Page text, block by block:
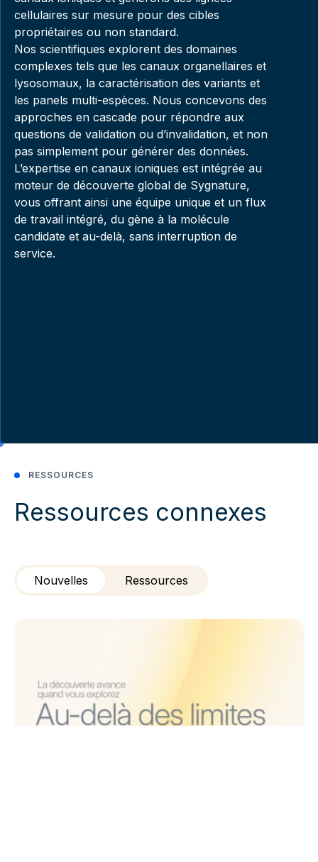
cellulaires sur mesure pour des cibles
propriétaires ou non standard.
Nos scientifiques explorent des domaines
complexes tels que les canaux organellaires et
lysosomaux, la caractérisation des variants et
les panels multi-espèces. Nous concevons des
approches en cascade pour répondre aux
questions de validation ou d’invalidation, et non
pas simplement pour générer des données.
L’expertise en canaux ioniques est intégrée au
moteur de découverte global de Sygnature,
vous offrant ainsi une équipe unique et un flux
de travail intégré, du gène à la molécule
candidate et au-delà, sans interruption de
service.
RESSOURCES
Ressources connexes
Nouvelles Ressources
Rassembler une Découverte de Médicaments